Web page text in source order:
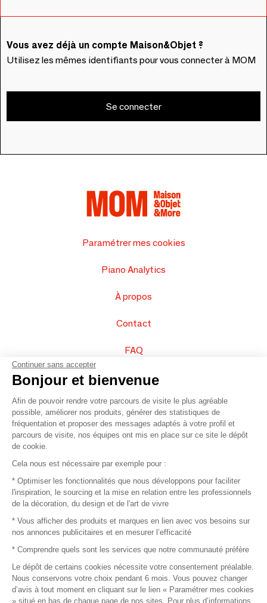
Vous avez déjà un compte Maison&Objet ?
Utilisez les mêmes identifiants pour vous connecter à MOM
Se connecter
Paramétrer mes cookies
Piano Analytics
À propos
Contact
FAQ
Vendez vos produits
Plan du site
© 2016 –Organisation SAFI
Recrutement
Mentions légales
Conditions commerciales
Continuer sans accepter
Bonjour et bienvenue
Afin de pouvoir rendre votre parcours de visite le plus agréable
possible, améliorer nos produits, générer des statistiques de
fréquentation et proposer des messages adaptés à votre profil et
parcours de visite, nos équipes ont mis en place sur ce site le dépôt
de cookie.
Cela nous est nécessaire par exemple pour :
* Optimiser les fonctionnalités que nous développons pour faciliter
l'inspiration, le sourcing et la mise en relation entre les professionnels
de la décoration, du design et de l'art de vivre
* Vous afficher des produits et marques en lien avec vos besoins sur
nos annonces publicitaires et en mesurer l’efficacité
* Comprendre quels sont les services que notre communauté préfère
Le dépôt de certains cookies nécessite votre consentement préalable.
Nous conservons votre choix pendant 6 mois. Vous pouvez changer
d’avis à tout moment en cliquant sur le lien « Paramétrer mes cookies
» situé en bas de chaque page de nos sites. Pour plus d’informations,